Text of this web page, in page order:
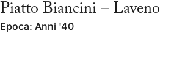
Piatto Biancini – Laveno
Epoca: Anni '40